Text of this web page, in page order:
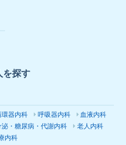
を探す
環器内科 呼吸器内科
血液内科
泌・糖尿病・代謝内科
老人内科
内科